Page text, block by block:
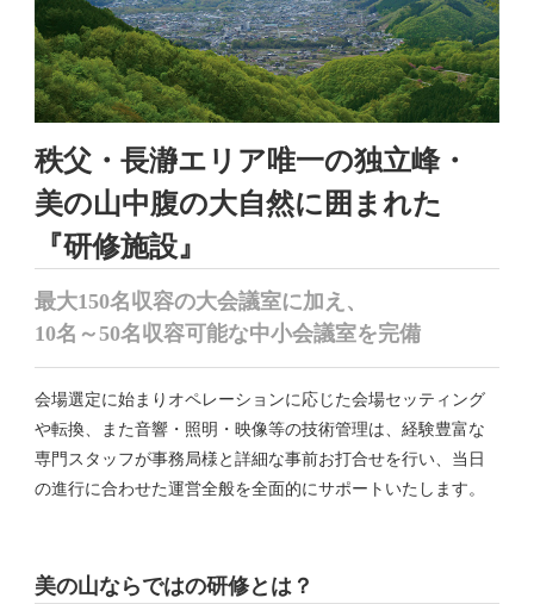
秩父・長瀞エリア唯一の独立峰・
美の山中腹の大自然に囲まれた
『研修施設』
最大150名収容の大会議室に加え、
10名～50名収容可能な中小会議室を完備
会場選定に始まりオペレーションに応じた会場セッティング
や転換、また音響・照明・映像等の技術管理は、経験豊富な
専門スタッフが事務局様と詳細な事前お打合せを行い、当日
の進行に合わせた運営全般を全面的にサポートいたします。
美の山ならではの研修とは？